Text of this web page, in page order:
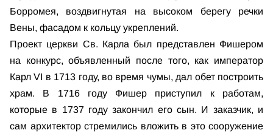
Борромея, воздвигнутая на высоком берегу речки
Вены, фасадом к кольцу укреплений.
Проект церкви Св. Карла был представлен Фишером
на конкурс, объявленный после того, как император
Карл VI в 1713 году, во время чумы, дал обет построить
храм. В 1716 году Фишер приступил к работам,
которые в 1737 году закончил его сын. И заказчик, и
сам архитектор стремились вложить в это сооружение